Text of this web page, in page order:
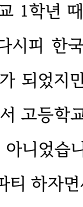
1학년
시피 한
되었지
고등학
니었습
티 하자